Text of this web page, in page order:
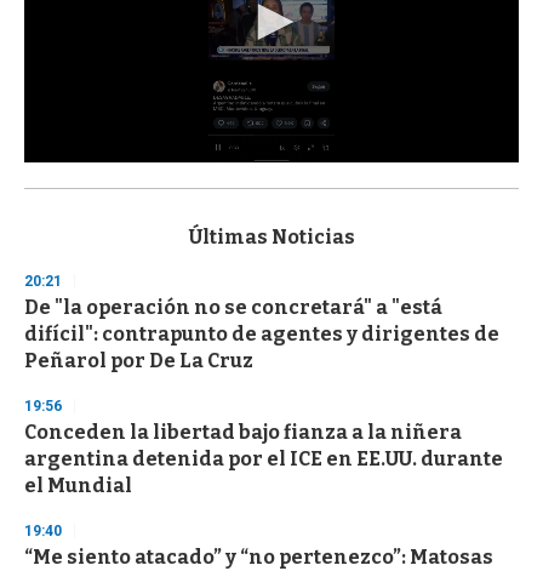
s
d
s
o
f
3
s
e
c
o
n
Últimas Noticias
20:21
De "la operación no se concretará" a "está
difícil": contrapunto de agentes y dirigentes de
Peñarol por De La Cruz
19:56
Conceden la libertad bajo fianza a la niñera
argentina detenida por el ICE en EE.UU. durante
el Mundial
19:40
“Me siento atacado” y “no pertenezco”: Matosas